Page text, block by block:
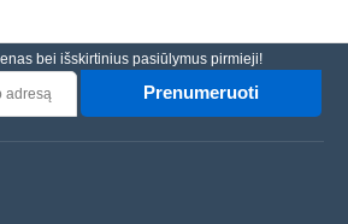
bei išskirtinius pasiūlymus pirmieji!
Prenumeruoti